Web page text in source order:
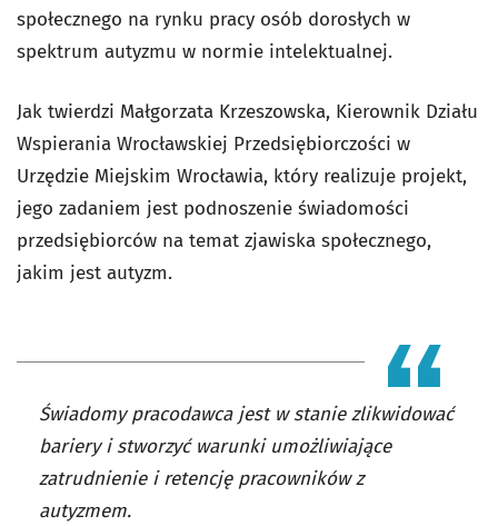
społecznego na rynku pracy osób dorosłych w
spektrum autyzmu w normie intelektualnej.
Jak twierdzi Małgorzata Krzeszowska, Kierownik Działu
Wspierania Wrocławskiej Przedsiębiorczości w
Urzędzie Miejskim Wrocławia, który realizuje projekt,
jego zadaniem jest podnoszenie świadomości
przedsiębiorców na temat zjawiska społecznego,
jakim jest autyzm.
Świadomy pracodawca jest w stanie zlikwidować
bariery i stworzyć warunki umożliwiające
zatrudnienie i retencję pracowników z
autyzmem.